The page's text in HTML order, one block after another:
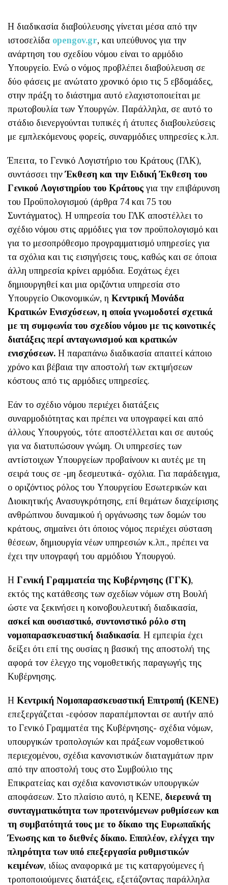
Η διαδικασία διαβούλευσης γίνεται μέσα από την
ιστοσελίδα opengov.gr, και υπεύθυνος για την
ανάρτηση του σχεδίου νόμου είναι το αρμόδιο
Υπουργείο. Ενώ ο νόμος προβλέπει διαβούλευση σε
δύο φάσεις με ανώτατο χρονικό όριο τις 5 εβδομάδες,
στην πράξη το διάστημα αυτό ελαχιστοποιείται με
πρωτοβουλία των Υπουργών. Παράλληλα, σε αυτό το
στάδιο διενεργούνται τυπικές ή άτυπες διαβουλεύσεις
με εμπλεκόμενους φορείς, συναρμόδιες υπηρεσίες κ.λπ.
Έπειτα, το Γενικό Λογιστήριο του Κράτους (ΓΛΚ),
συντάσσει τηνΈκθεση και την Ειδική Έκθεση του
Γενικού Λογιστηρίου του Κράτους για την επιβάρυνση
του Προϋπολογισμού (άρθρα 74 και 75 του
Συντάγματος). Η υπηρεσία του ΓΛΚ αποστέλλει το
σχέδιο νόμου στις αρμόδιες για τον προϋπολογισμό και
για το μεσοπρόθεσμο προγραμματισμό υπηρεσίες για
τα σχόλια και τις εισηγήσεις τους, καθώς και σε όποια
άλλη υπηρεσία κρίνει αρμόδια. Εσχάτως έχει
δημιουργηθεί και μια οριζόντια υπηρεσία στο
Υπουργείο Οικονομικών, η Κεντρική Μονάδα
Κρατικών Ενισχύσεων, η οποία γνωμοδοτεί σχετικά
με τη συμφωνία του σχεδίου νόμου με τις κοινοτικές
διατάξεις περί ανταγωνισμού και κρατικών
ενισχύσεων. Η παραπάνω διαδικασία απαιτεί κάποιο
χρόνο και βέβαια την αποστολή των εκτιμήσεων
κόστους από τις αρμόδιες υπηρεσίες.
Εάν το σχέδιο νόμου περιέχει διατάξεις
συναρμοδιότητας και πρέπει να υπογραφεί και από
άλλους Υπουργούς, τότε αποστέλλεται και σε αυτούς
για να διατυπώσουν γνώμη. Οι υπηρεσίες των
αντίστοιχων Υπουργείων προβαίνουν κι αυτές με τη
σειρά τους σε -μη δεσμευτικά- σχόλια. Για παράδειγμα,
ο οριζόντιος ρόλος του Υπουργείου Εσωτερικών και
Διοικητικής Ανασυγκρότησης, επί θεμάτων διαχείρισης
ανθρώπινου δυναμικού ή οργάνωσης των δομών του
κράτους, σημαίνει ότι όποιος νόμος περιέχει σύσταση
θέσεων, δημιουργία νέων υπηρεσιών κ.λπ., πρέπει να
έχει την υπογραφή του αρμόδιου Υπουργού.
Η Γενική Γραμματεία της Κυβέρνησης (ΓΓΚ),
εκτός της κατάθεσης των σχεδίων νόμων στη Βουλή
ώστε να ξεκινήσει η κοινοβουλευτική διαδικασία,
ασκεί και ουσιαστικό, συντονιστικό ρόλο στη
νομοπαρασκευαστική διαδικασία. Η εμπειρία έχει
δείξει ότι επί της ουσίας η βασική της αποστολή της
αφορά τον έλεγχο της νομοθετικής παραγωγής της
Κυβέρνησης.
Η Κεντρική Νομοπαρασκευαστική Επιτροπή (ΚΕΝΕ)
επεξεργάζεται -εφόσον παραπέμπονται σε αυτήν από
το Γενικό Γραμματέα της Κυβέρνησης- σχέδια νόμων,
υπουργικών τροπολογιών και πράξεων νομοθετικού
περιεχομένου, σχέδια κανονιστικών διαταγμάτων πριν
από την αποστολή τους στο Συμβούλιο της
Επικρατείας και σχέδια κανονιστικών υπουργικών
αποφάσεων. Στο πλαίσιο αυτό, η ΚΕΝΕ, διερευνά τη
συνταγματικότητα των προτεινόμενων ρυθμίσεων και
τη συμβατότητά τους με το δίκαιο της Ευρωπαϊκής
Ένωσης και το διεθνές δίκαιο. Επιπλέον, ελέγχει την
πληρότητα των υπό επεξεργασία ρυθμιστικών
κειμένων, ιδίως αναφορικά με τις καταργούμενες ή
τροποποιούμενες διατάξεις, εξετάζοντας παράλληλα